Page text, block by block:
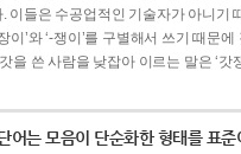
. 이들은 수공업적인 기술자가 아니기
이’와 ‘-쟁이’를 구별해서 쓰기 때문
갓을 쓴 사람을 낮잡아 이르는 말은 ‘갓
어는 모음이 단순화한 형태를 표